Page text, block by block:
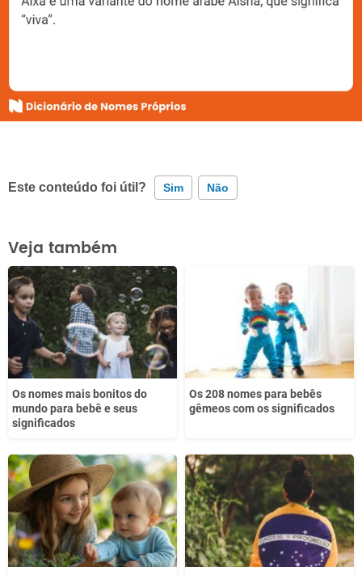
Este conteúdo foi útil? Sim Não
Este conteúdo contém informação incorreta
Este conteúdo não tem a informação que procuro
Outro
Veja também
Os nomes mais bonitos do
mundo para bebê e seus
significados
Os 208 nomes para bebês
gêmeos com os significados